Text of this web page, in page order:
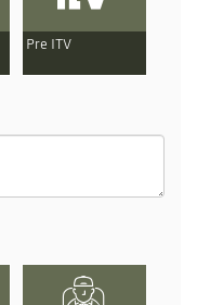
Pre ITV